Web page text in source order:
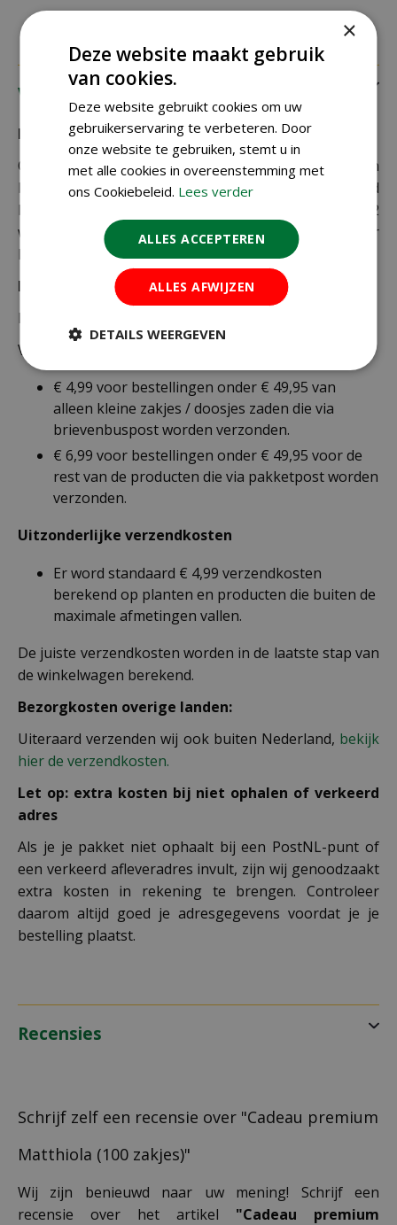
Verzending
Bezorging:
Om uw bestelling goed en veilig bij u thuis te laten
bezorgen maken wij gebruik van PostNL. De levertijd
bedraagt doorgaans tussen de 1 en 2
werkdagen. Deze bezorgtijd geldt zowel voor
Nederland als België.
Bezorgkosten Nederland:
Bestellingen van € 49,95 of meer verzenden wij gratis.
Voor een bestelling onder € 49,95 zijn er 2 tarieven:
€ 4,99 voor bestellingen onder € 49,95 van
alleen kleine zakjes / doosjes zaden die via
brievenbuspost worden verzonden.
€ 6,99 voor bestellingen onder € 49,95 voor de
rest van de producten die via pakketpost worden
verzonden.
Uitzonderlijke verzendkosten
Er word standaard € 4,99 verzendkosten
berekend op planten en producten die buiten de
maximale afmetingen vallen.
De juiste verzendkosten worden in de laatste stap van
de winkelwagen berekend.
Bezorgkosten overige landen:
Uiteraard verzenden wij ook buiten Nederland, bekijk
hier de verzendkosten.
Let op: extra kosten bij niet ophalen of verkeerd
adres
Als je je pakket niet ophaalt bij een PostNL-punt of
een verkeerd afleveradres invult, zijn wij genoodzaakt
extra kosten in rekening te brengen. Controleer
daarom altijd goed je adresgegevens voordat je je
bestelling plaatst.
Recensies
Schrijf zelf een recensie over "Cadeau premium
Matthiola (100 zakjes)"
Wij zijn benieuwd naar uw mening! Schrijf een
recensie over het artikel "Cadeau premium
×
Deze website maakt gebruik
van cookies.
Deze website gebruikt cookies om uw
gebruikerservaring te verbeteren. Door
onze website te gebruiken, stemt u in
met alle cookies in overeenstemming met
ons Cookiebeleid. Lees verder
ALLES ACCEPTEREN
ALLES AFWIJZEN
DETAILS WEERGEVEN